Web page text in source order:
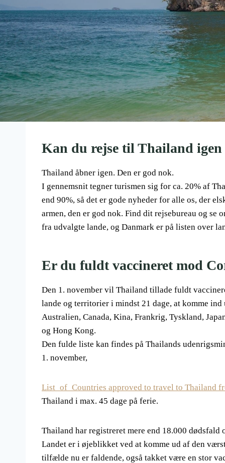
Kan du rejse til Thailand igen
Thailand åbner igen. Den er god nok.
I gennemsnit tegner turismen sig for ca. 20% af
end 90%, så det er gode nyheder for alle os, der
armen, den er god nok. Find dit rejsebureau og se
fra udvalgte lande, og Danmark er på listen over
Er du fuldt vaccineret mod
Den 1. november vil Thailand tillade fuldt
lande og territorier i mindst 21 dage, at komme
Australien, Canada, Kina, Frankrig, Tyskland,
og Hong Kong.
Den fulde liste kan findes på Thailands
1. november,
List_of_Countries approved to travel to Thailand
Thailand i max. 45 dage på ferie.
Thailand har registreret mere end 18.000
Landet er i øjeblikket ved at komme ud af den
tilfælde nu er faldende, også takket være en stor